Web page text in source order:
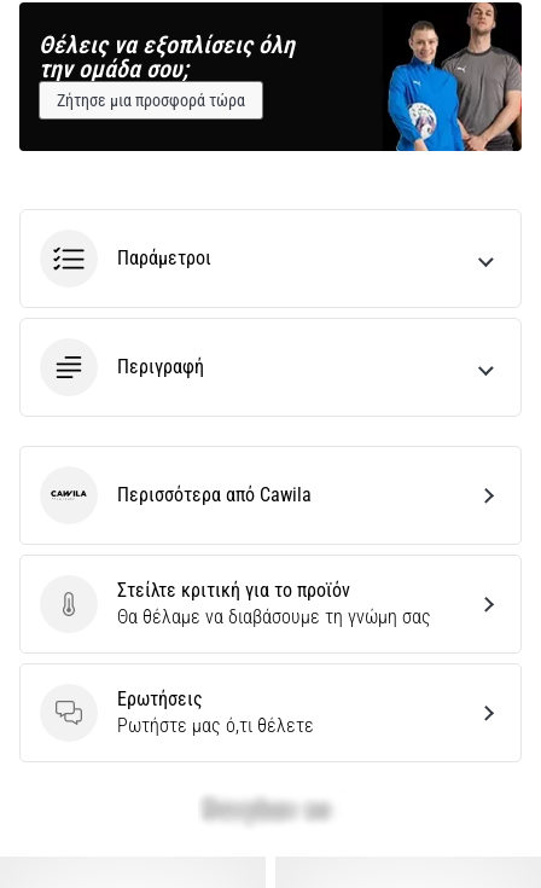
Θέλεις να εξοπλίσεις όλη
την ομάδα σου;
Ζήτησε μια προσφορά τώρα
Παράμετροι
Περιγραφή
Στείλτε κριτική για το προϊόν
Στείλτε κριτική για το προϊόν
Θα θέλαμε να διαβάσουμε τη γνώμη σας
Ερωτήσεις
Ερωτήσεις
Ρωτήστε μας ό,τι θέλετε
Cawila Περισσότερα από Cawila